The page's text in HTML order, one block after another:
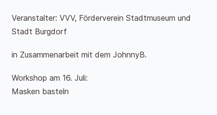
Veranstalter: VVV, Förderverein Stadtmuseum und
Stadt Burgdorf
in Zusammenarbeit mit dem JohnnyB.
Workshop am 16. Juli:
Masken basteln